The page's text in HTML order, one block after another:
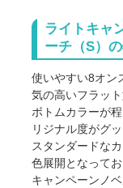
ライトキャ
ーチ（S）
使いやすい8オン
気の高いフラッ
ボトムカラーが
リジナル度がグ
スタンダードな
色展開となって
キャンペーンノ